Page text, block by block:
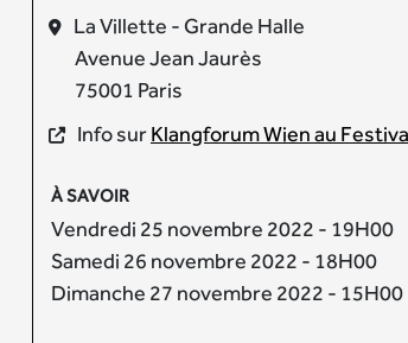
La Villette - Grande Halle
Avenue Jean Jaurès
75001 Paris
Info surKlangforum Wien au
À SAVOIR
Vendredi 25 novembre 2022 - 19H00
Samedi 26 novembre 2022 - 18H00
Dimanche 27 novembre 2022 - 15H00